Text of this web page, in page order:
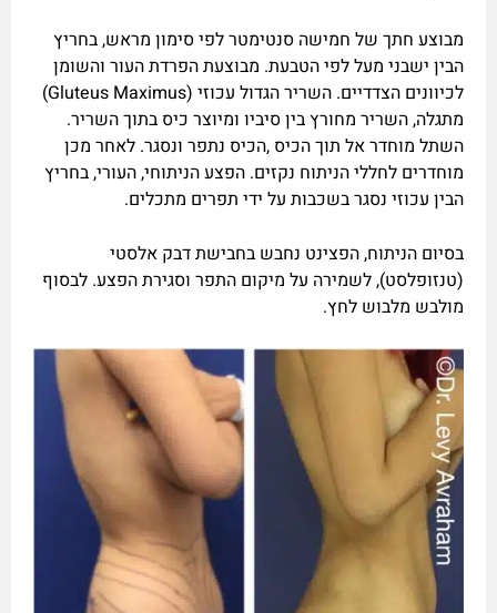
מבוצע חתך של חמישה סנטימטר לפי סימון מראש, בחריץ
הבין ישבני מעל לפי הטבעת. מבוצעת הפרדת העור והשומן
לכיוונים הצדדיים. השריר הגדול עכוזי (Gluteus Maximus)
מתגלה, השריר מחורץ בין סיביו ומיוצר כיס בתוך השריר.
השתל מוחדר אל תוך הכיס ,הכיס נתפר ונסגר. לאחר מכן
מוחדרים לחללי הניתוח נקזים. הפצע הניתוחי, העורי, בחריץ
הבין עכוזי נסגר בשכבות על ידי תפרים מתכלים.
בסיום הניתוח, הפצינט נחבש בחבישת דבק אלסטי
(טנזופלסט), לשמירה על מיקום התפר וסגירת הפצע. לבסוף
מולבש מלבוש לחץ.